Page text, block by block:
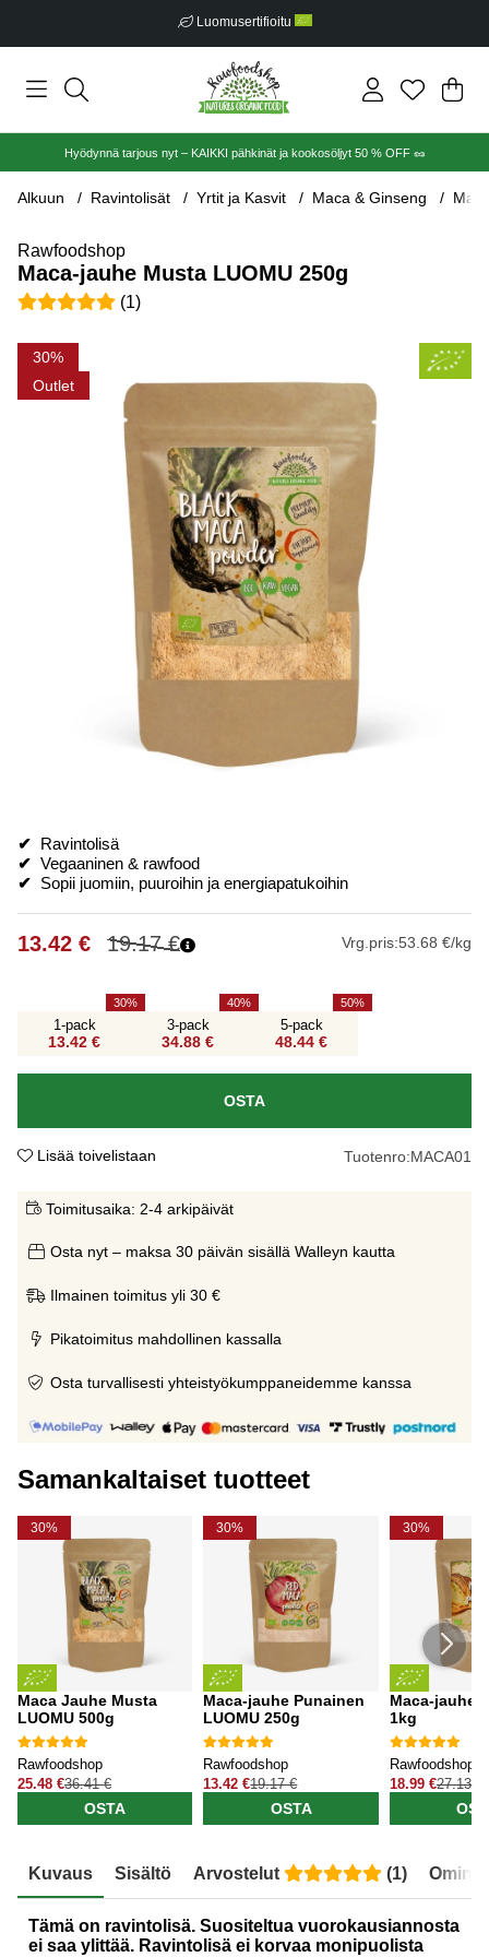
Luomusertifioitu
.
Hyödynnä tarjous nyt – KAIKKI pähkinät ja kookosöljyt 50 % OFF 🥜
Alkuun Ravintolisät Yrtit ja Kasvit Maca & Ginseng
Rawfoodshop
Maca-jauhe Musta LUOMU 250g
Keskiarvoluokitus 5 / 5 Arvioiden määrä 1
(1)
30
Outlet
Tuotekuvat Maca-jauhe Musta LUOMU 250g
✔ Ravintolisä
✔ Vegaaninen & rawfood
✔ Sopii juomiin, puuroihin ja energiapatukoihin
19.17€
13.42 € Vrg.pris:53.68 €/kg
1-pack
13.42 €
30
3-pack
34.88 €
40
5-pack
48.44 €
50
OSTA
Lisää toivelistaan Tuotenro:MACA01
Toimitusaika: 2-4 arkipäivät
Osta nyt – maksa 30 päivän sisällä Walleyn kautta
Ilmainen toimitus yli 30 €
Pikatoimitus mahdollinen kassalla
Osta turvallisesti yhteistyökumppaneidemme kanssa
Samankaltaiset tuotteet
30%
Maca Jauhe Musta
LUOMU 500g
Rawfoodshop
25.48 €36.41 €
OSTA
30%
Maca-jauhe Punainen
LUOMU 250g
Rawfoodshop
13.42 €19.17 €
OSTA
30%
Maca-jauhe
1kg
Rawfoodshop
18.99 €27.13 €
Kuvaus Sisältö Arvostelut (1)
Tämä on ravintolisä. Suositeltua vuorokausiannosta
ei saa ylittää. Ravintolisä ei korvaa monipuolista